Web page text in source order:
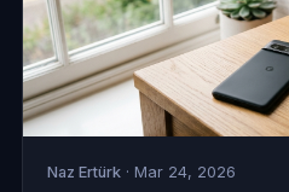
Naz Ertürk· Mar 24, 2026